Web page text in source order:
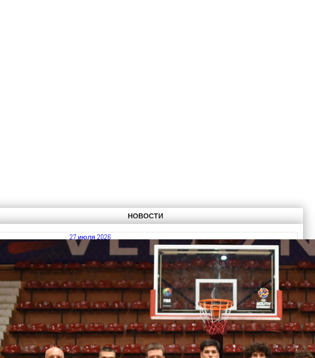
НОВОСТИ
27 июля 2026
Итоги FIBA U18 EuroBasket 2026, Division C
КалендарьТаблица Выберите Обзор Статистика Матч сыгран 0
Читать далее